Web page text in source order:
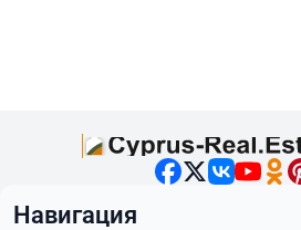
Навигация